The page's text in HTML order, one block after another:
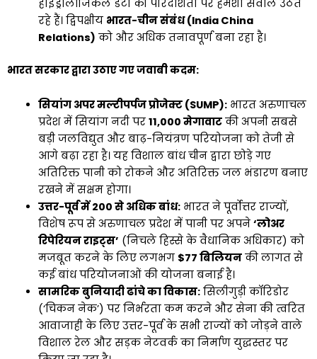
हाइड्रोलॉजिकल डेटा की पारदर्शिता पर हमेशा सवाल उठते
रहे हैं। द्विपक्षीय भारत-चीन संबंध (India China
Relations) को और अधिक तनावपूर्ण बना रहा है।
भारत सरकार द्वारा उठाए गए जवाबी कदम:
सियांग अपर मल्टीपर्पज प्रोजेक्ट (SUMP):भारत अरुणाचल
प्रदेश में सियांग नदी पर 11,000 मेगावाटकी अपनी सबसे
बड़ी जलविद्युत और बाढ़-नियंत्रण परियोजना को तेजी से
आगे बढ़ा रहा है। यह विशाल बांध चीन द्वारा छोड़े गए
अतिरिक्त पानी को रोकने और अतिरिक्त जल भंडारण बनाए
रखने में सक्षम होगा।
उत्तर-पूर्व में 200 से अधिक बांध:भारत ने पूर्वोत्तर राज्यों,
विशेष रूप से अरुणाचल प्रदेश में पानी पर अपने ‘लोअर
रिपेरियन राइट्स’ (निचले हिस्से के वैधानिक अधिकार) को
मजबूत करने के लिए लगभग $77 बिलियनकी लागत से
कई बांध परियोजनाओं की योजना बनाई है।
सामरिक बुनियादी ढांचे का विकास:सिलीगुड़ी कॉरिडोर
(‘चिकन नेक’) पर निर्भरता कम करने और सेना की त्वरित
आवाजाही के लिए उत्तर-पूर्व के सभी राज्यों को जोड़ने वाले
विशाल रेल और सड़क नेटवर्क का निर्माण युद्धस्तर पर